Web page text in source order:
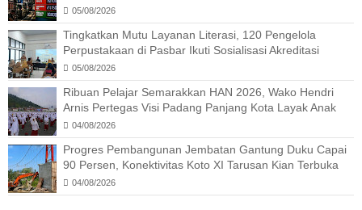
05/08/2026
Tingkatkan Mutu Layanan Literasi, 120 Pengelola
Perpustakaan di Pasbar Ikuti Sosialisasi Akreditasi
05/08/2026
Ribuan Pelajar Semarakkan HAN 2026, Wako Hendri
Arnis Pertegas Visi Padang Panjang Kota Layak Anak
04/08/2026
Progres Pembangunan Jembatan Gantung Duku Capai
90 Persen, Konektivitas Koto XI Tarusan Kian Terbuka
04/08/2026